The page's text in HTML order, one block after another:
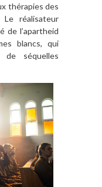
thérapies des
réalisateur
de l’apartheid
blancs, qui
de séquelles